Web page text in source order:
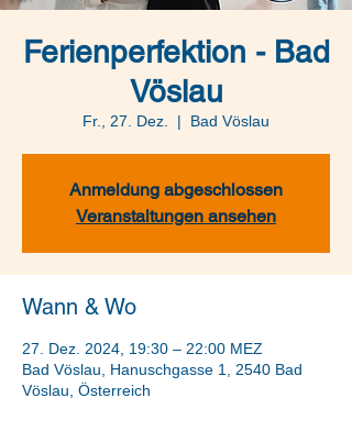
Ferienperfektion - Bad
Vöslau
Fr., 27. Dez.
  |
Bad Vöslau
Anmeldung abgeschlossen
Veranstaltungen ansehen
Wann & Wo
27. Dez. 2024, 19:30 – 22:00 MEZ
Bad Vöslau, Hanuschgasse 1, 2540 Bad
Vöslau, Österreich